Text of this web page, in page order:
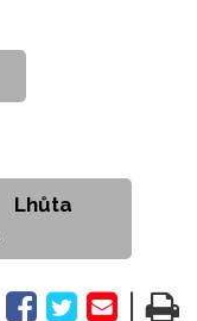
Lhůta